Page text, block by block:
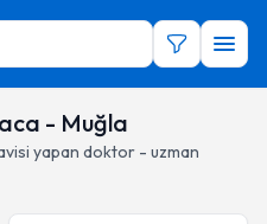
- Muğla
yapan doktor - uzman